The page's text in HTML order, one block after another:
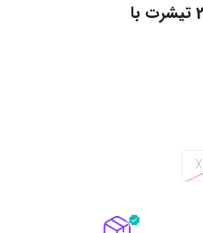
کیت اول تیم ملی ایتالیا 2023 تیشرت با